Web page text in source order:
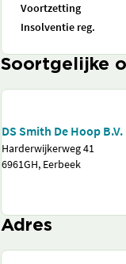
Voortzetting
Insolventie reg.
Soortgelijke
DS Smith De Hoop B.V.
Harderwijkerweg 41
6961GH, Eerbeek
Adres